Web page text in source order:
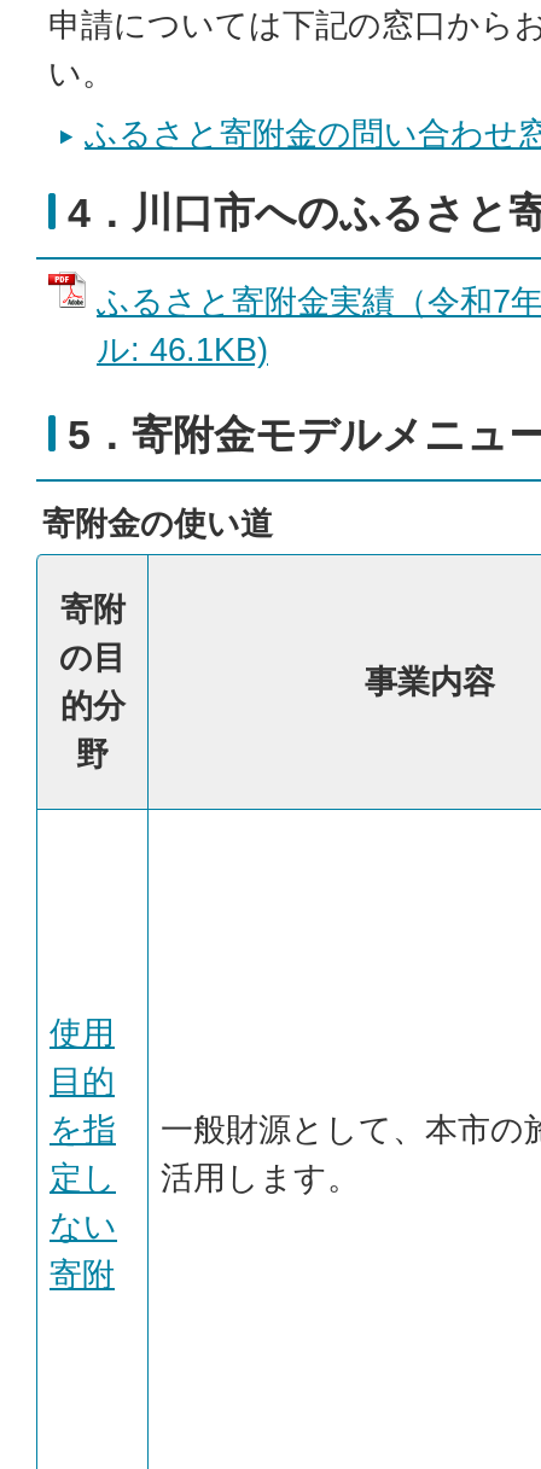
申請については下記の窓口から
い。
ふるさと寄附金の問い合わせ
4．川口市へのふるさと
ふるさと寄附金実績（令和7
ル: 46.1KB)
5．寄附金モデルメニュ
寄附金の使い道
寄附
の目
的分
野
事業内容
使用
目的
を指
定し
ない
寄附
一般財源として、本市の
活用します。